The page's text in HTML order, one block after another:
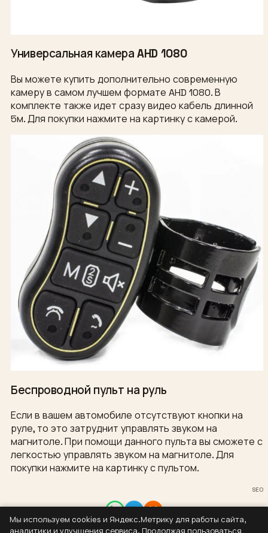
Универсальная камера AHD 1080
Вы можете купить дополнительно современную
камеру в самом лучшем формате AHD 1080. В
комплекте также идет сразу видео кабель длинной
5м. Для покупки нажмите на картинку с камерой.
Беспроводной пульт на руль
Если в вашем автомобиле отсутствуют кнопки на
руле, то это затруднит управлять звуком на
магнитоле. При помощи данного пульта вы сможете с
легкостью управлять звуком на магнитоле. Для
покупки нажмите на картинку с пультом.
SEO
Контакты
Мы используем cookies и Яндекс.Метрику для работы сайта,
аналитики и улучшения сервиса. Продолжая пользоваться